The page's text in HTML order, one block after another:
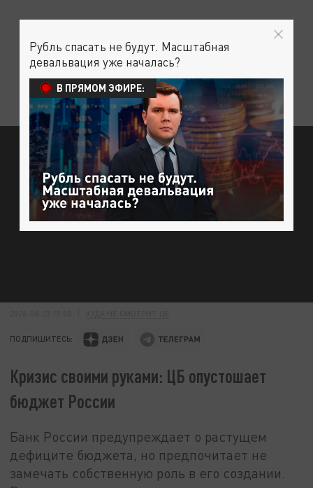
ПОДПИШИТЕСЬ:
Кризис своими руками: ЦБ опустошает
бюджет России
Банк России предупреждает о растущем
дефиците бюджета, но предпочитает не
замечать собственную роль в его создании.
Рубль спасать не будут. Масштабная
девальвация уже началась?
В ПРЯМОМ ЭФИРЕ: